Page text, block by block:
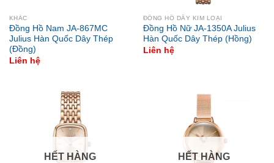
KHÁC
Đồng Hồ Nam JA-867MC
Julius Hàn Quốc Dây Thép
(Đồng)
Liên hệ
ĐỒNG HỒ DÂY KIM LOẠI
Đồng Hồ Nữ JA-1350A Julius
Hàn Quốc Dây Thép (Hồng)
Liên hệ
HẾT HÀNG HẾT HÀNG